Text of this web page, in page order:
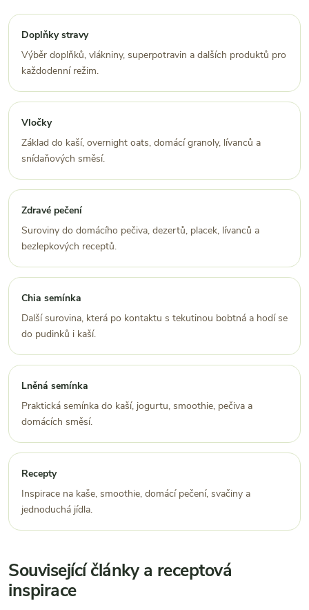
Doplňky stravy
Výběr doplňků, vlákniny, superpotravin a dalších produktů pro
každodenní režim.
Vločky
Základ do kaší, overnight oats, domácí granoly, lívanců a
snídaňových směsí.
Zdravé pečení
Suroviny do domácího pečiva, dezertů, placek, lívanců a
bezlepkových receptů.
Chia semínka
Další surovina, která po kontaktu s tekutinou bobtná a hodí se
do pudinků i kaší.
Lněná semínka
Praktická semínka do kaší, jogurtu, smoothie, pečiva a
domácích směsí.
Recepty
Inspirace na kaše, smoothie, domácí pečení, svačiny a
jednoduchá jídla.
Související články a receptová
inspirace